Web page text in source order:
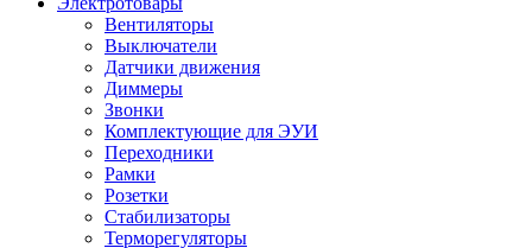
Вентиляторы
Выключатели
Датчики движения
Диммеры
Звонки
Комплектующие для ЭУИ
Переходники
Рамки
Розетки
Стабилизаторы
Терморегуляторы